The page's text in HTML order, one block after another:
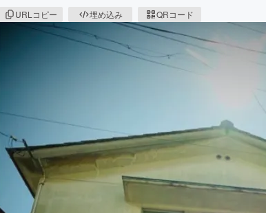
URLコピー 埋め込み QRコード